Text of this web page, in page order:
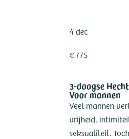
4 dec
€ 775
3-daagse
Voor mannen
Veel mannen
vrijheid,
seksualiteit.